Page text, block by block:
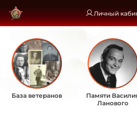
Личный
База ветеранов
Памяти
Ланового